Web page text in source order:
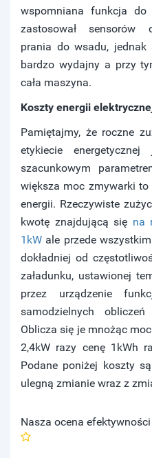
wspomniana funkcja do
zastosował sensorów
prania do wsadu, jednak
bardzo wydajny a przy
cała maszyna.
Koszty energii
Pamiętajmy, że roczne
etykiecie
szacunkowym
większa moc zmywarki to
energii. Rzeczywiste
kwotę znajdującą się na
1kW ale przede
dokładniej od
załadunku, ustawionej
przez urządzenie
samodzielnych
Oblicza się je mnożąc
2,4kW razy cenę 1kWh
Podane poniżej koszty
ulegną zmianie wraz z
Nasza ocena